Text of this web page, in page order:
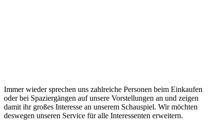
Immer wieder sprechen uns zahlreiche Personen beim Einkaufen
oder bei Spaziergängen auf unsere Vorstellungen an und zeigen
damit ihr großes Interesse an unserem Schauspiel. Wir möchten
deswegen unseren Service für alle Interessenten erweitern.